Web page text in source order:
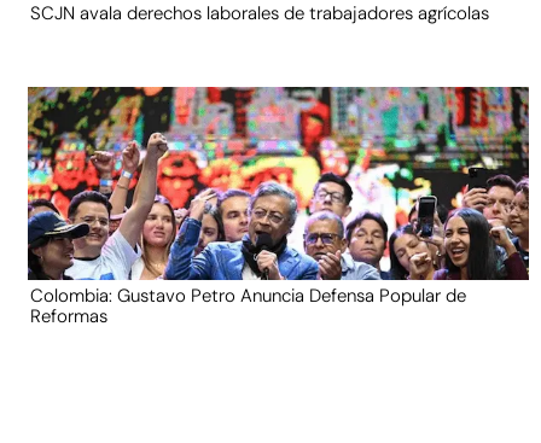
SCJN avala derechos laborales de trabajadores agrícolas
Colombia: Gustavo Petro Anuncia Defensa Popular de
Reformas